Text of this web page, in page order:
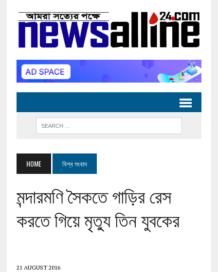
HOME বিশ্ব সংবাদ
মন্দারমণি সৈকতে গাড়ির রেস
করতে গিয়ে মৃত্যু তিন যুবকের
21 AUGUST 2016